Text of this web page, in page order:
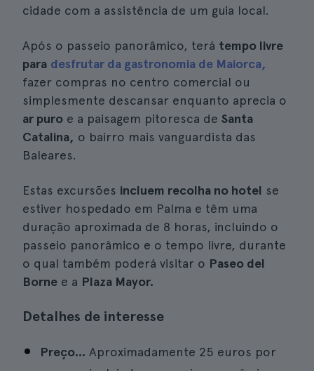
cidade com a assistência de um guia local.
Após o passeio panorâmico, terá tempo livre
para desfrutar da gastronomia de Maiorca,
fazer compras no centro comercial ou
simplesmente descansar enquanto aprecia o
ar puro e a paisagem pitoresca de Santa
Catalina, o bairro mais vanguardista das
Baleares.
Estas excursões incluem recolha no hotel se
estiver hospedado em Palma e têm uma
duração aproximada de 8 horas, incluindo o
passeio panorâmico e o tempo livre, durante
o qual também poderá visitar o Paseo del
Borne e a Plaza Mayor.
Detalhes de interesse
Preço... Aproximadamente 25 euros por